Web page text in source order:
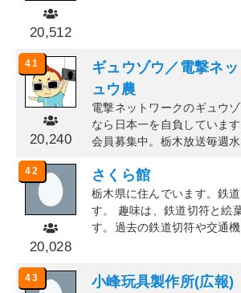
20,512
41
20,240
ギュウゾウ／電撃ネ
ュウ農
電撃ネットワークのギュウ
なら日本一を自負していま
会員募集中。栃木放送毎週水
42
20,028
さくら館
栃木県に住んでいます。鉄
す。 趣味は、鉄道切符と絵
す。過去の鉄道切符や交通機
43 小峰玩具製作所(広報)